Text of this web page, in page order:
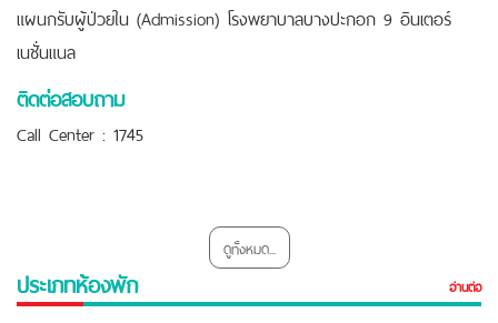
แผนกรับผู้ป่วยใน (Admission) โรงพยาบาลบางปะกอก 9 อินเตอร์
เนชั่นแนล
ติดต่อสอบถาม
Call Center : 1745
ดูทั้งหมด...
ประเภทห้องพัก อ่านต่อ